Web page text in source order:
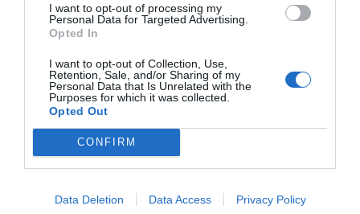
I want to opt-out of processing my
Personal Data for Targeted Advertising.
Opted In
I want to opt-out of Collection, Use,
Retention, Sale, and/or Sharing of my
Personal Data that Is Unrelated with the
Purposes for which it was collected.
Opted Out
CONFIRM
Data Deletion Data Access Privacy Policy
Argumentos